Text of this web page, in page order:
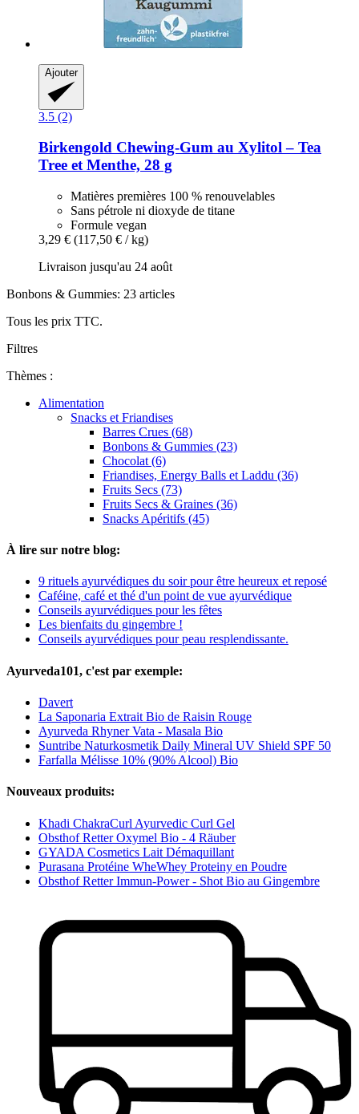
Ajouter
3.5 (2)
Birkengold Chewing-​Gum au Xylitol – Tea
Tree et Menthe, 28 g
Matières premières 100 % renouvelables
Sans pétrole ni dioxyde de titane
Formule vegan
3,29 € (117,50 € / kg)
Livraison jusqu'au 24 août
Bonbons & Gummies: 23 articles
Tous les prix TTC.
Filtres
Thèmes :
Alimentation
Snacks et Friandises
Barres Crues (68)
Bonbons & Gummies (23)
Chocolat (6)
Friandises, Energy Balls et Laddu (36)
Fruits Secs (73)
Fruits Secs & Graines (36)
Snacks Apéritifs (45)
À lire sur notre blog:
9 rituels ayurvédiques du soir pour être heureux et reposé
Caféine, café et thé d'un point de vue ayurvédique
Conseils ayurvédiques pour les fêtes
Les bienfaits du gingembre !
Conseils ayurvédiques pour peau resplendissante.
Ayurveda101, c'est par exemple:
Davert
La Saponaria Extrait Bio de Raisin Rouge
Ayurveda Rhyner Vata - Masala Bio
Suntribe Naturkosmetik Daily Mineral UV Shield SPF 50
Farfalla Mélisse 10% (90% Alcool) Bio
Nouveaux produits:
Khadi ChakraCurl Ayurvedic Curl Gel
Obsthof Retter Oxymel Bio - 4 Räuber
GYADA Cosmetics Lait Démaquillant
Purasana Protéine WheWhey Proteiny en Poudre
Obsthof Retter Immun-Power - Shot Bio au Gingembre